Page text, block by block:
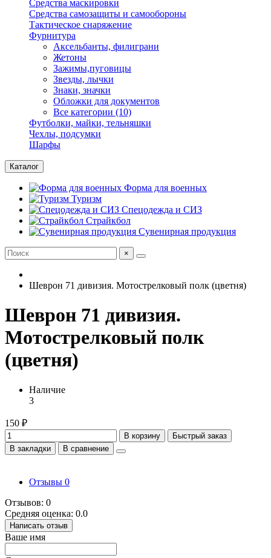
Средства маскировки
Средства самозащиты и самообороны
Тактическое снаряжение
Фурнитура
Аксельбанты, филиграни
Жетоны
Зажимы,пуговицы
Звезды, лычки
Знаки, значки
Обложки для документов
Все категории (10)
Футболки, майки, тельняшки
Чехлы, подсумки
Шарфы
Каталог
Форма для военных
Туризм
Спецодежда и СИЗ
Страйкбол
Сувенирная продукция
×
Шеврон 71 дивизия. Мотострелковый полк (цветня)
Шеврон 71 дивизия.
Мотострелковый полк
(цветня)
Наличие
3
150 ₽
В корзину
Быстрый заказ
В закладки
В сравнение
Отзывы 0
Отзывов: 0
Средняя оценка: 0.0
Написать отзыв
Ваше имя